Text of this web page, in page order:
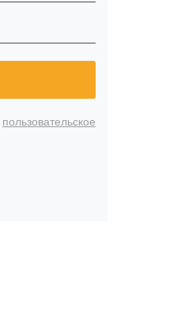
пользовательское